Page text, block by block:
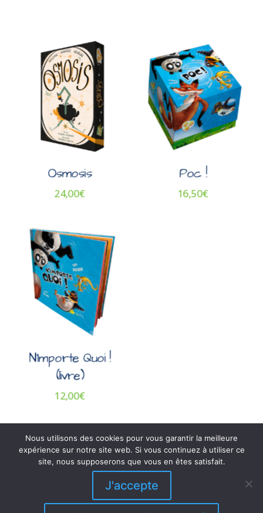
Osmosis
24,00€
Poc !
16,50€
N’Importe Quoi !
(livre)
12,00€
© 2019-2026 Jeux Opla - Editeur et Distributeur
Nous utilisons des cookies pour vous garantir la meilleure
expérience sur notre site web. Si vous continuez à utiliser ce
site, nous supposerons que vous en êtes satisfait.
J'accepte